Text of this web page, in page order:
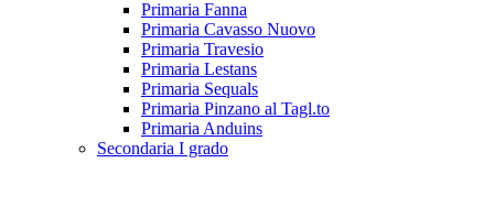
Primaria Fanna
Primaria Cavasso Nuovo
Primaria Travesio
Primaria Lestans
Primaria Sequals
Primaria Pinzano al Tagl.to
Primaria Anduins
Secondaria I grado